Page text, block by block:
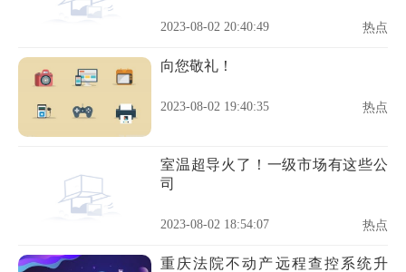
2023-08-02 20:40:49 热点
向您敬礼！
2023-08-02 19:40:35 热点
室温超导火了！一级市场有这些公
司
2023-08-02 18:54:07 热点
重庆法院不动产远程查控系统升